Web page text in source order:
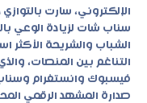
الإلكتروني، سارت
سناب شات لزيادة الوعي
الشباب والشريحة الأكثر
التناغم بين المنصات،
صدارة المشهد الرقمي